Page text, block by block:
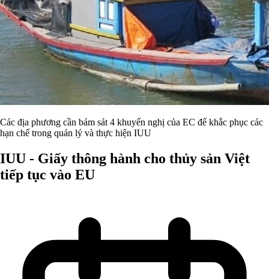
Các địa phương cần bám sát 4 khuyến nghị của EC để khắc phục các
hạn chế trong quản lý và thực hiện IUU
IUU - Giấy thông hành cho thủy sản Việt
tiếp tục vào EU